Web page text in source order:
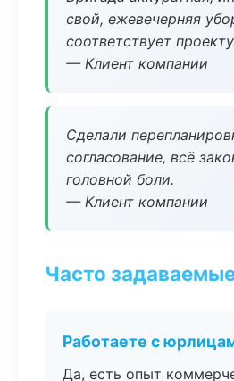
свой, ежевечерняя
соответствует
— Клиент компании
Сделали
согласование, всё
головной боли.
— Клиент компании
Часто
Работаете с
Да, есть опыт